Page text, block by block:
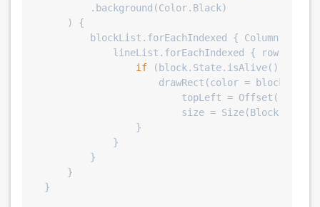
        .background(Color.Black)
    ) {
blockList.forEachIndexed { Column,
lineList.forEachIndexed { row,
if (block.State.isAlive()) {
drawRect(color =
topLeft =
size =
                }
            }
        }
    }